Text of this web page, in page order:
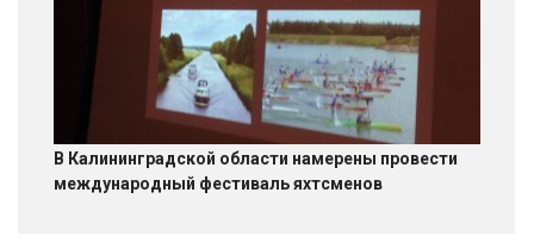
В Калининградской области намерены провести
международный фестиваль яхтсменов